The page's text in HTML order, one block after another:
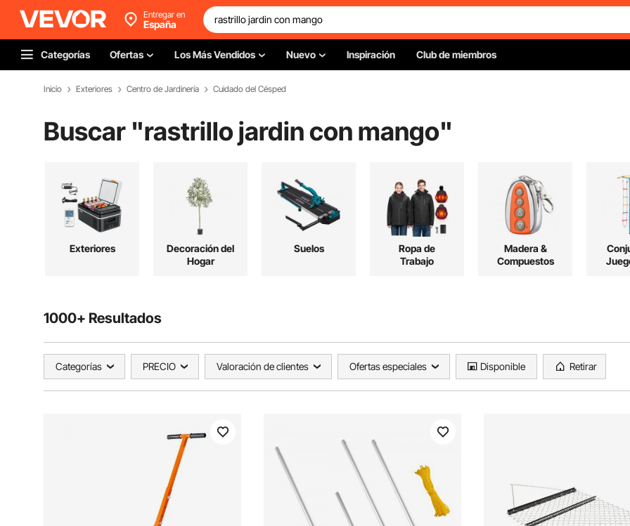
Entregar en
España
Categorías Ofertas Los Más Vendidos Nuevo Inspiración Club de miembros
Inicio Exteriores Centro de Jardinería Cuidado del Césped
Buscar "rastrillo jardin con mango"
Exteriores
Decoración del
Hogar
Suelos
Ropa de
Trabajo
Madera &
Compuestos
1000+ Resultados
Categorías PRECIO Valoración de clientes Ofertas especiales Disponible Retirar